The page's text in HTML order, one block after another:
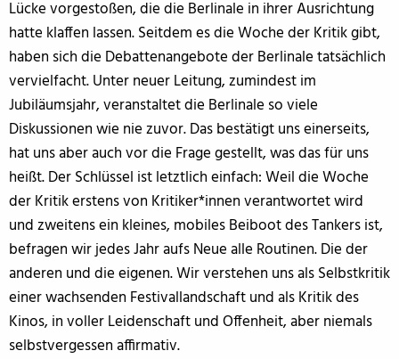
Lücke vorgestoßen, die die Berlinale in ihrer Ausrichtung
hatte klaffen lassen. Seitdem es die Woche der Kritik gibt,
haben sich die Debattenangebote der Berlinale tatsächlich
vervielfacht. Unter neuer Leitung, zumindest im
Jubiläumsjahr, veranstaltet die Berlinale so viele
Diskussionen wie nie zuvor. Das bestätigt uns einerseits,
hat uns aber auch vor die Frage gestellt, was das für uns
heißt. Der Schlüssel ist letztlich einfach: Weil die Woche
der Kritik erstens von Kritiker*innen verantwortet wird
und zweitens ein kleines, mobiles Beiboot des Tankers ist,
befragen wir jedes Jahr aufs Neue alle Routinen. Die der
anderen und die eigenen. Wir verstehen uns als Selbstkritik
einer wachsenden Festivallandschaft und als Kritik des
Kinos, in voller Leidenschaft und Offenheit, aber niemals
selbstvergessen affirmativ.